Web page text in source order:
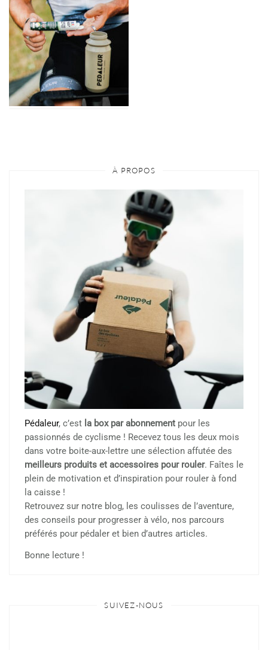
À PROPOS
Pédaleur, c’est la box par abonnement pour les
passionnés de cyclisme ! Recevez tous les deux mois
dans votre boite-aux-lettre une sélection affutée des
meilleurs produits et accessoires pour rouler. Faîtes le
plein de motivation et d’inspiration pour rouler à fond
la caisse !
Retrouvez sur notre blog, les coulisses de l’aventure,
des conseils pour progresser à vélo, nos parcours
préférés pour pédaler et bien d’autres articles.
Bonne lecture !
SUIVEZ-NOUS